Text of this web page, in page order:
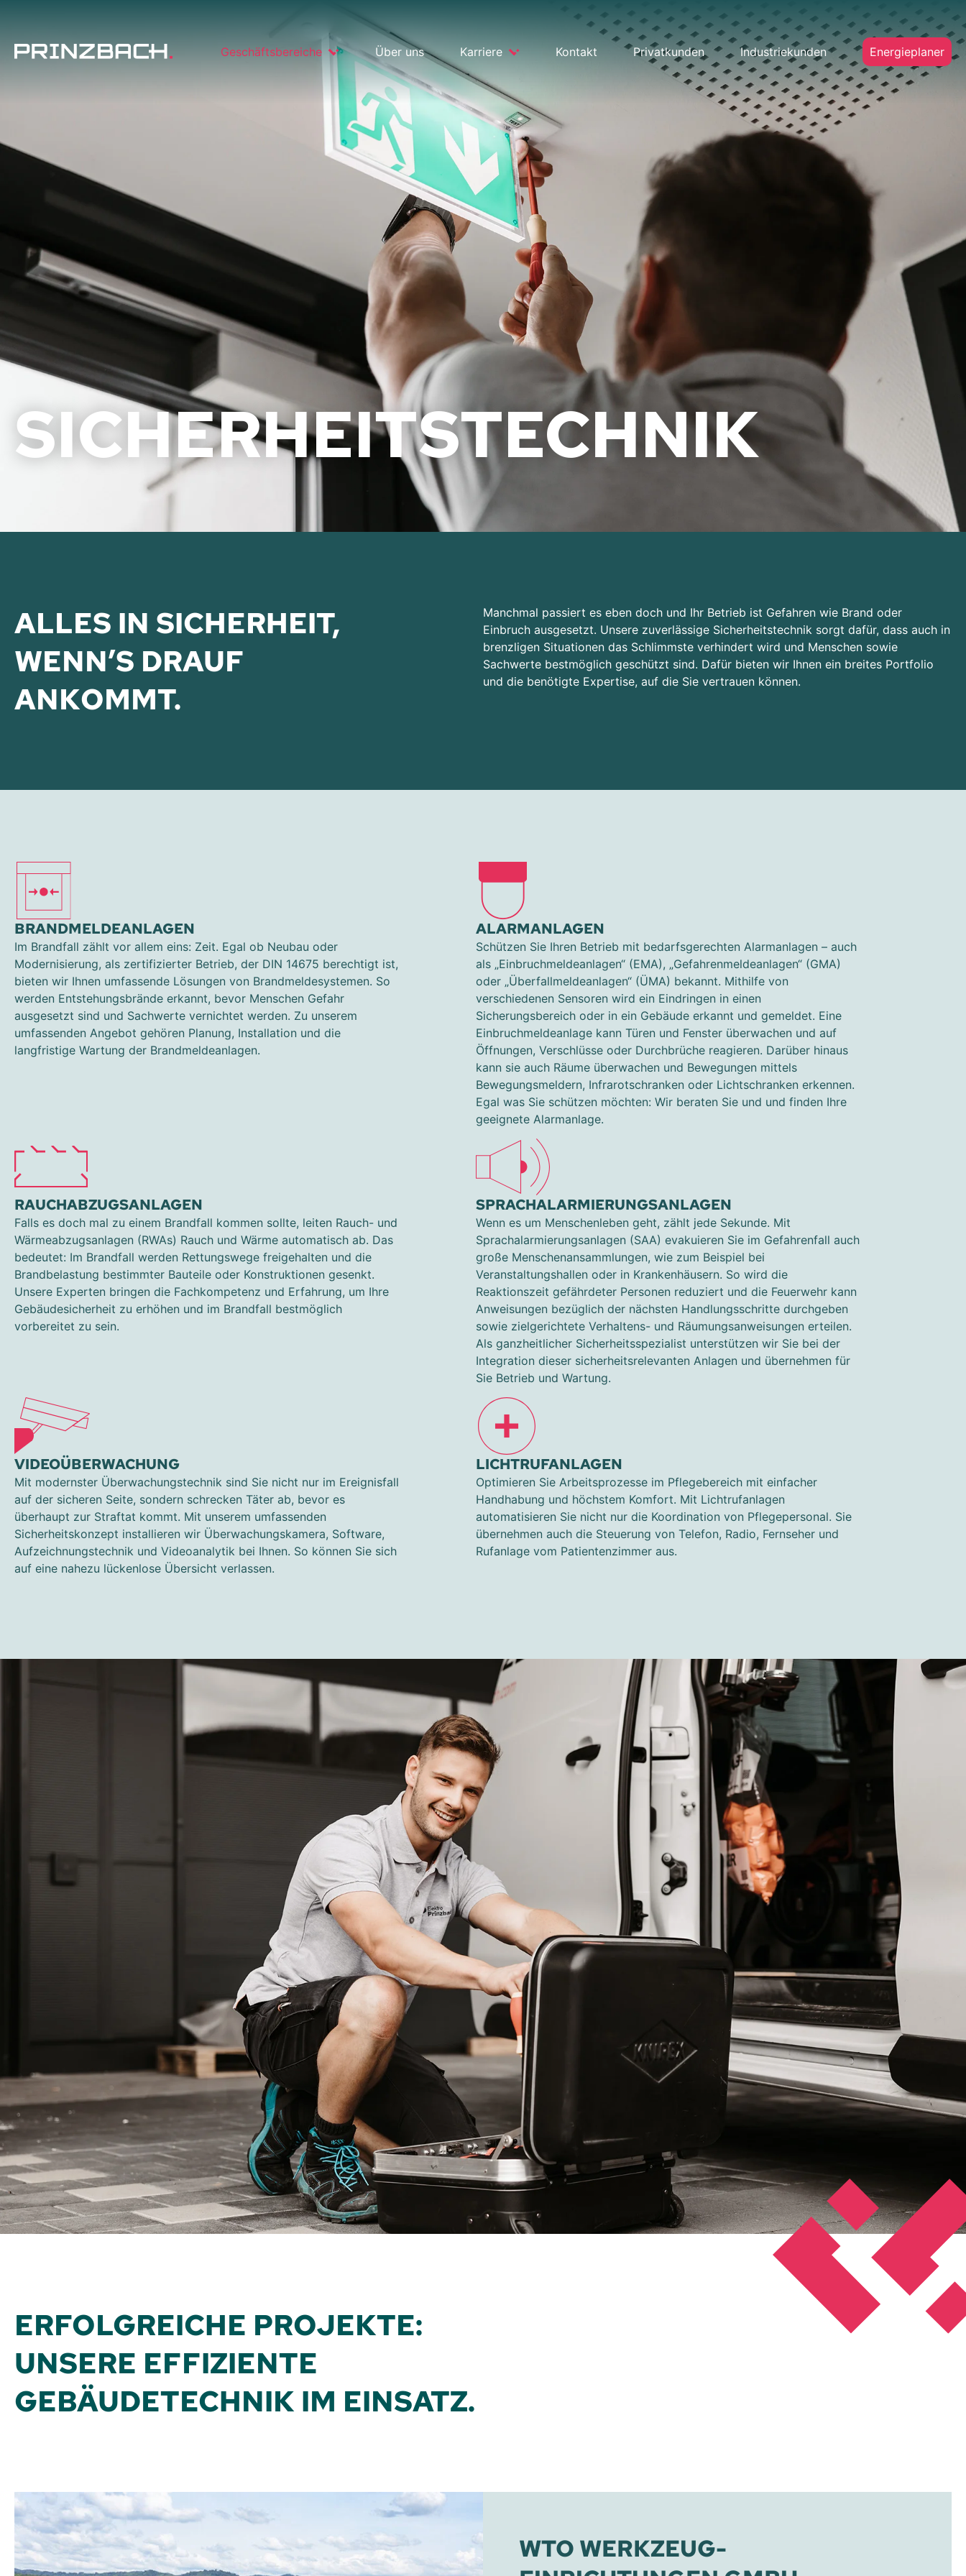
Geschäftsbereiche Über uns Karriere Kontakt Privatkunden Industriekunden Energieplaner
SICHERHEITS­TECHNIK
ALLES IN SICHERHEIT,
WENN’S DRAUF
ANKOMMT.
Manchmal passiert es eben doch und Ihr Betrieb ist Gefahren wie Brand oder
Einbruch ausgesetzt. Unsere zuverlässige Sicherheitstechnik sorgt dafür, dass auch in
brenzligen Situationen das Schlimmste verhindert wird und Menschen sowie
Sachwerte bestmöglich geschützt sind. Dafür bieten wir Ihnen ein breites Portfolio
und die benötigte Expertise, auf die Sie vertrauen können.
BRANDMELDEANLAGEN
Im Brandfall zählt vor allem eins: Zeit. Egal ob Neubau oder
Modernisierung, als zertifizierter Betrieb, der DIN 14675 berechtigt ist,
bieten wir Ihnen umfassende Lösungen von Brandmeldesystemen. So
werden Entstehungsbrände erkannt, bevor Menschen Gefahr
ausgesetzt sind und Sachwerte vernichtet werden. Zu unserem
umfassenden Angebot gehören Planung, Installation und die
langfristige Wartung der Brandmeldeanlagen.
ALARMANLAGEN
Schützen Sie Ihren Betrieb mit bedarfsgerechten Alarmanlagen – auch
als „Einbruchmeldeanlagen“ (EMA), „Gefahrenmeldeanlagen“ (GMA)
oder „Überfallmeldeanlagen“ (ÜMA) bekannt. Mithilfe von
verschiedenen Sensoren wird ein Eindringen in einen
Sicherungsbereich oder in ein Gebäude erkannt und gemeldet. Eine
Einbruchmeldeanlage kann Türen und Fenster überwachen und auf
Öffnungen, Verschlüsse oder Durchbrüche reagieren. Darüber hinaus
kann sie auch Räume überwachen und Bewegungen mittels
Bewegungsmeldern, Infrarotschranken oder Lichtschranken erkennen.
Egal was Sie schützen möchten: Wir beraten Sie und und finden Ihre
geeignete Alarmanlage.
RAUCHABZUGSANLAGEN
Falls es doch mal zu einem Brandfall kommen sollte, leiten Rauch- und
Wärmeabzugsanlagen (RWAs) Rauch und Wärme automatisch ab. Das
bedeutet: Im Brandfall werden Rettungswege freigehalten und die
Brandbelastung bestimmter Bauteile oder Konstruktionen gesenkt.
Unsere Experten bringen die Fachkompetenz und Erfahrung, um Ihre
Gebäudesicherheit zu erhöhen und im Brandfall bestmöglich
vorbereitet zu sein.
SPRACHALARMIERUNGSANLAGEN
Wenn es um Menschenleben geht, zählt jede Sekunde. Mit
Sprachalarmierungsanlagen (SAA) evakuieren Sie im Gefahrenfall auch
große Menschenansammlungen, wie zum Beispiel bei
Veranstaltungshallen oder in Krankenhäusern. So wird die
Reaktionszeit gefährdeter Personen reduziert und die Feuerwehr kann
Anweisungen bezüglich der nächsten Handlungsschritte durchgeben
sowie zielgerichtete Verhaltens- und Räumungsanweisungen erteilen.
Als ganzheitlicher Sicherheitsspezialist unterstützen wir Sie bei der
Integration dieser sicherheitsrelevanten Anlagen und übernehmen für
Sie Betrieb und Wartung.
VIDEOÜBERWACHUNG
Mit modernster Überwachungstechnik sind Sie nicht nur im Ereignisfall
auf der sicheren Seite, sondern schrecken Täter ab, bevor es
überhaupt zur Straftat kommt. Mit unserem umfassenden
Sicherheitskonzept installieren wir Überwachungskamera, Software,
Aufzeichnungstechnik und Videoanalytik bei Ihnen. So können Sie sich
auf eine nahezu lückenlose Übersicht verlassen.
LICHTRUFANLAGEN
Optimieren Sie Arbeitsprozesse im Pflegebereich mit einfacher
Handhabung und höchstem Komfort. Mit Lichtrufanlagen
automatisieren Sie nicht nur die Koordination von Pflegepersonal. Sie
übernehmen auch die Steuerung von Telefon, Radio, Fernseher und
Rufanlage vom Patientenzimmer aus.
ERFOLGREICHE PROJEKTE:
UNSERE EFFIZIENTE
GEBÄUDETECHNIK IM EINSATZ.
WTO WERKZEUG-